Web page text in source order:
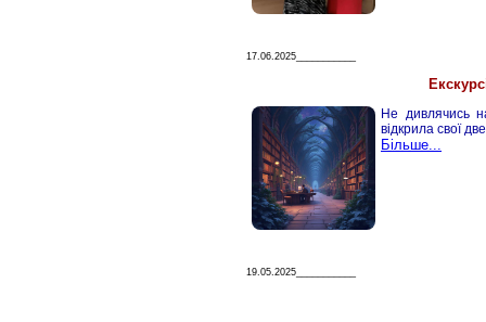
17.06.2025___________
Не дивлячись
відкрила свої
Більше...
19.05.2025___________